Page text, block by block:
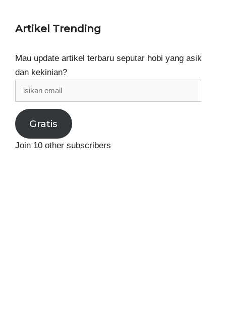
Artikel Trending
Mau update artikel terbaru seputar hobi yang asik
dan kekinian?
isikan
email
Gratis
Join 10 other subscribers